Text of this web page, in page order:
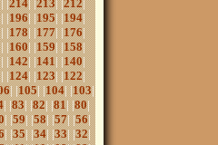
| |214| |213| |212|
| |196| |195| |194|
| |178| |177| |176|
| |160| |159| |158|
| |142| |141| |140|
| |124| |123| |122|
| |105| |104| |103|
| |83| |82| |81| |80|
| |59| |58||57| |56|
| |35| |34| |33| |32|